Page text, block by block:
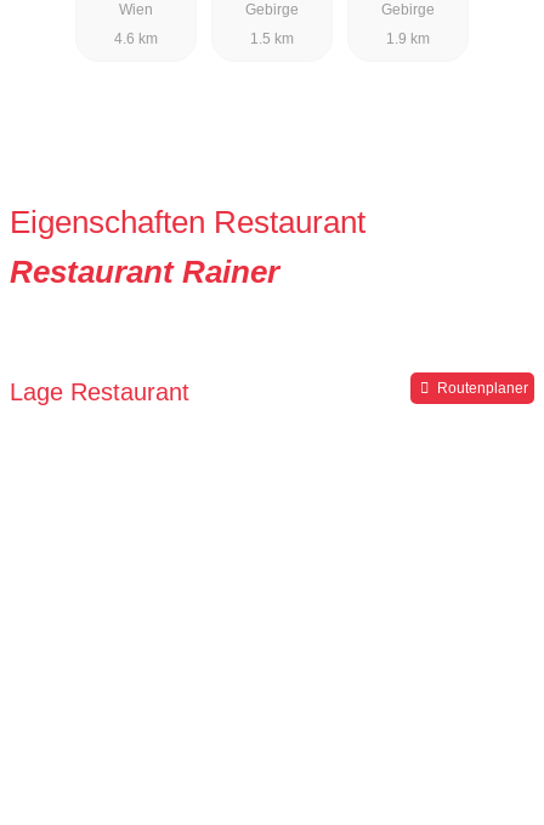
Wien
4.6 km
Gebirge
1.5 km
Gebirge
1.9 km
Eigenschaften Restaurant
Restaurant Rainer
Lage Restaurant Routenplaner